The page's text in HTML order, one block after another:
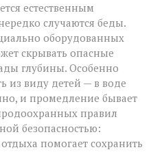
естественным
случаются беды.
оборудованных
скрывать опасные
глубины. Особенно
из виду детей — в воде
и промедление бывает
правил
безопасностью:
помогает сохранить